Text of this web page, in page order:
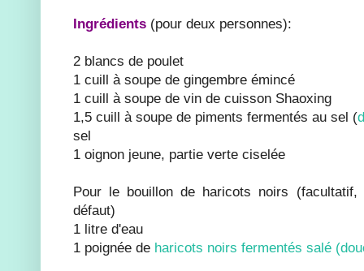
Ingrédients (pour deux personnes):
2 blancs de poulet
1 cuill à soupe de gingembre émincé
1 cuill à soupe de vin de cuisson Shaoxing
1,5 cuill à soupe de piments fermentés au sel (
sel
1 oignon jeune, partie verte ciselée
Pour le bouillon de haricots noirs
défaut)
1 litre d'eau
1 poignée de haricots noirs fermentés salé